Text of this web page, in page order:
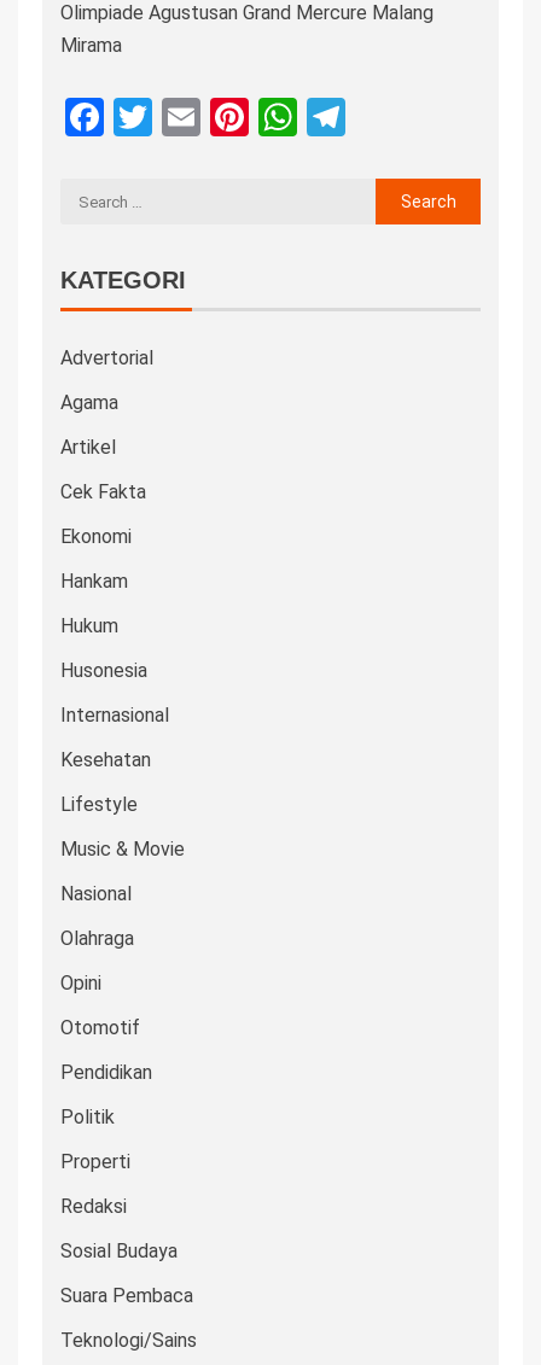
Olimpiade Agustusan Grand Mercure Malang
Mirama
Facebook
Twitter
EmailPinterest
WhatsApp
KATEGORI
Advertorial
Agama
Artikel
Cek Fakta
Ekonomi
Hankam
Hukum
Husonesia
Internasional
Kesehatan
Lifestyle
Music & Movie
Nasional
Olahraga
Opini
Otomotif
Pendidikan
Politik
Properti
Redaksi
Sosial Budaya
Suara Pembaca
Teknologi/Sains